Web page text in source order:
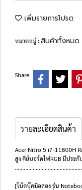
เพิ่มรายการโปรด
หมวดหมู่ :สินค้าทั้งหมด
Share
รายละเอียดสินค้า
Acer Nitro 5 i7-11800H
สูง คีย์บอร์ดไฟRGB มีประ
[โน๊ตบุ๊คมือสอง รุ่น